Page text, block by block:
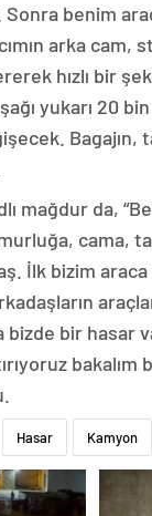
benim
arka cam,
hızlı bir
yukarı 20
Bagajın,
mağdur da,
cama,
İlk bizim
bizde bir hasar
bakalım
Hasar Kamyon